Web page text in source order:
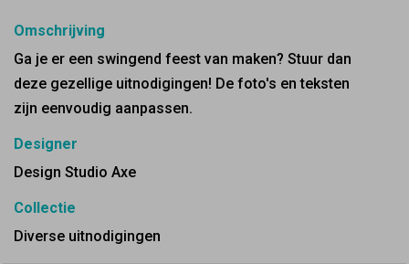
Omschrijving
Ga je er een swingend feest van maken? Stuur dan
deze gezellige uitnodigingen! De foto's en teksten
zijn eenvoudig aanpassen.
Designer
Design Studio Axe
Collectie
Diverse uitnodigingen